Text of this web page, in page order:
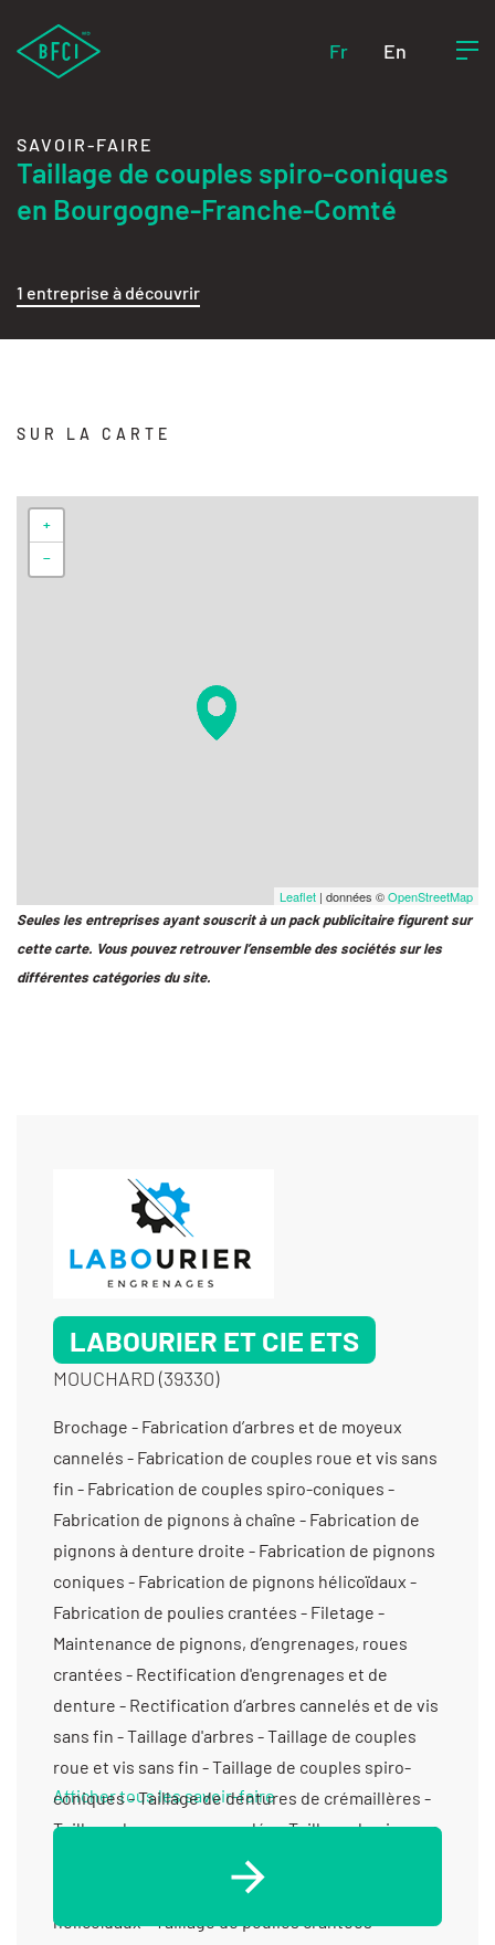
Fr En
SAVOIR-FAIRE
Taillage de couples spiro-coniques
en Bourgogne-Franche-Comté
1 entreprise à découvrir
SUR LA CARTE
+
−
Leaflet | données ©OpenStreetMap
Seules les entreprises ayant souscrit à un pack publicitaire figurent sur
cette carte. Vous pouvez retrouver l’ensemble des sociétés sur les
différentes catégories du site.
LABOURIER ET CIE ETS
MOUCHARD (39330)
Brochage - Fabrication d’arbres et de moyeux
cannelés - Fabrication de couples roue et vis sans
fin - Fabrication de couples spiro-coniques -
Fabrication de pignons à chaîne - Fabrication de
pignons à denture droite - Fabrication de pignons
coniques - Fabrication de pignons hélicoïdaux -
Fabrication de poulies crantées - Filetage -
Maintenance de pignons, d’engrenages, roues
crantées - Rectification d'engrenages et de
denture - Rectification d’arbres cannelés et de vis
sans fin - Taillage d'arbres - Taillage de couples
roue et vis sans fin - Taillage de couples spiro-
coniques - Taillage de dentures de crémaillères -
Taillage de moyeux cannelés - Taillage de pignons
à chaîne - Taillage de pignons à denture droite -
Taillage de pignons coniques - Taillage de pignons
hélicoïdaux - Taillage de poulies crantées
Afficher tous les savoir-faire